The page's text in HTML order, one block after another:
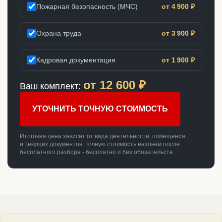
Пожарная безопасность (МЧС) от 4 900 ₽
Охрана труда от 3 900 ₽
Кадровая документация от 1 900 ₽
Ваш комплект: от 12 600 ₽
УТОЧНИТЬ ТОЧНУЮ СТОИМОСТЬ
Итоговая цена зависит от вида деятельности, помещения
и текущих документов. Точную стоимость назовём после
бесплатного разбора - бесплатно и без обязательств.